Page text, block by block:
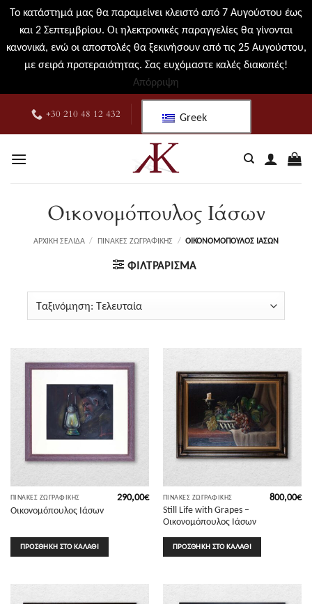
Το κατάστημά μας θα παραμείνει κλειστό από 7 Αυγούστου έως
και 2 Σεπτεμβρίου. Οι ηλεκτρονικές παραγγελίες θα γίνονται
κανονικά, ενώ οι αποστολές θα ξεκινήσουν από τις 25 Αυγούστου,
με σειρά προτεραιότητας. Σας ευχόμαστε καλές διακοπές!
Απόρριψη
περιεχόμενο
+30 210 48 12 432 Greek
Οικονομόπουλος Ιάσων
ΑΡΧΙΚΉ ΣΕΛΊΔΑ / ΠΊΝΑΚΕΣ ΖΩΓΡΑΦΙΚΉΣ / ΟΙΚΟΝΟΜΌΠΟΥΛΟΣ ΙΆΣΩΝ
ΦΙΛΤΡΆΡΙΣΜΑ
ΠΊΝΑΚΕΣ ΖΩΓΡΑΦΙΚΉΣ
Οικονομόπουλος Ιάσων
290,00€
ΠΡΟΣΘΉΚΗ ΣΤΟ ΚΑΛΆΘΙ
ΠΊΝΑΚΕΣ ΖΩΓΡΑΦΙΚΉΣ
Still Life with Grapes –
Οικονομόπουλος Ιάσων
800,00€
ΠΡΟΣΘΉΚΗ ΣΤΟ ΚΑΛΆΘΙ